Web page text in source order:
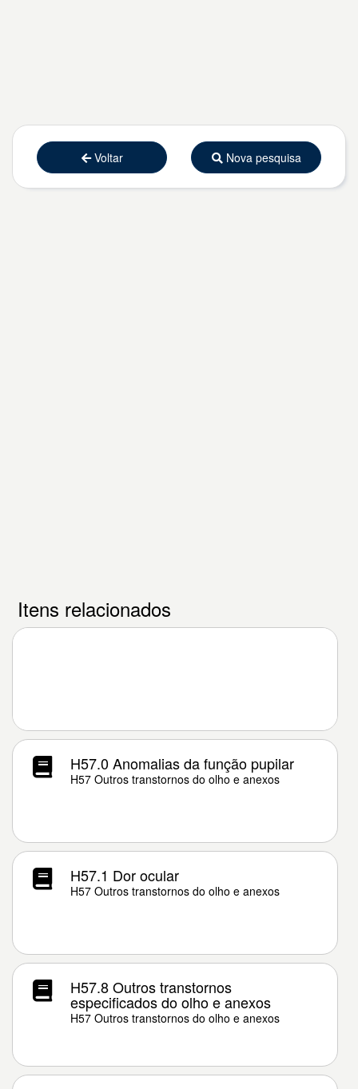
Voltar Nova pesquisa
Itens relacionados
H57.0 Anomalias da função pupilar
H57 Outros transtornos do olho e anexos
H57.1 Dor ocular
H57 Outros transtornos do olho e anexos
H57.8 Outros transtornos
especificados do olho e anexos
H57 Outros transtornos do olho e anexos